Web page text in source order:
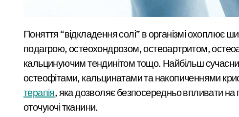
Поняття “відкладення солі” в організмі охоплює широкий перелік захворювань, включно з
подагрою, остеохондрозом, остеоартритом,
кальцинуючим тендинітом тощо. Найбільш
остеофітами, кальцинатами та накопиченнями
терапія, яка дозволяє безпосередньо впливати
оточуючі тканини.